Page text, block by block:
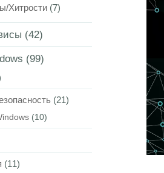
Хитрости (7)
(42)
(99)
(21)
(10)
(11)